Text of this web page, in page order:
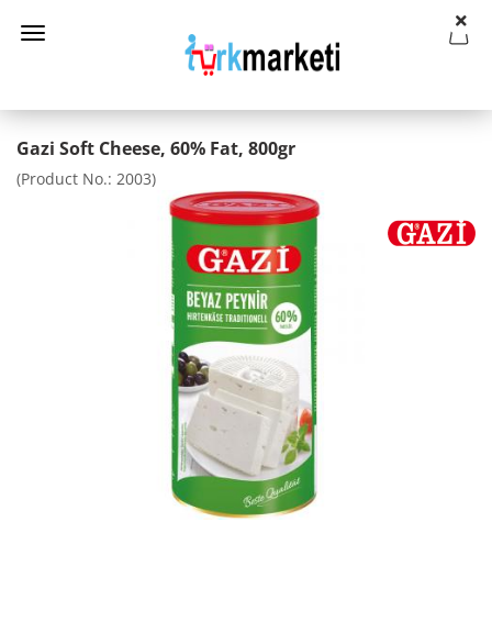
Gazi Soft Cheese, 60% Fat, 800gr
(Product No.: 2003)